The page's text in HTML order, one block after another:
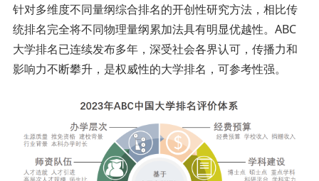
针对多维度不同量纲综合排名的开创性研究方法，相比传
统排名完全将不同物理量纲累加法具有明显优越性。ABC
大学排名已连续发布多年，深受社会各界认可，传播力和
影响力不断攀升，是权威性的大学排名，可参考性强。